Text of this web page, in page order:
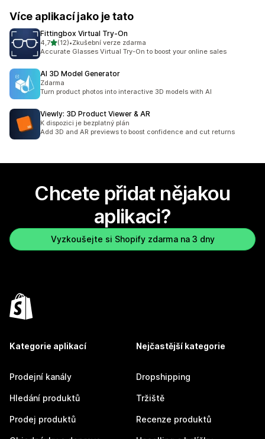
Více aplikací jako je tato
Fittingbox Virtual Try‑On
4,7z 5 hvězd
(12)
Celkový počet recenzí: 12
•Zkušební verze zdarma
Accurate Glasses Virtual Try-On to boost your online sales
AI 3D Model Generator
Zdarma
Turn product photos into interactive 3D models with AI
Viewly: 3D Product Viewer & AR
K dispozici je bezplatný plán
Add 3D and AR previews to boost confidence and cut returns
Chcete přidat nějakou
aplikaci?
Vyzkoušejte si Shopify zdarma na 3 dny
Kategorie aplikací
Prodejní kanály
Hledání produktů
Prodej produktů
Nejčastější kategorie
Dropshipping
Tržiště
Recenze produktů